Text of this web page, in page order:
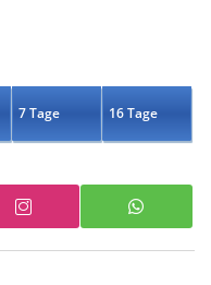
7 Tage 16 Tage